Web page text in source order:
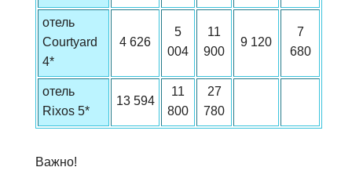
отель
Courtyard
4*
4 626
5
004
11
900
9 120
7
680
отель
Rixos 5*
13 594
11
800
27
780
Важно!